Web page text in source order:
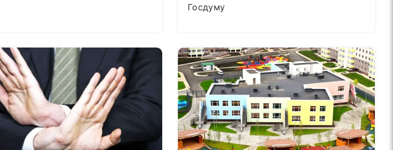
Госдуму